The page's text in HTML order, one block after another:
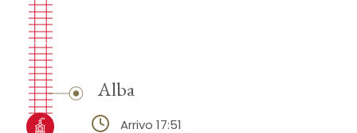
Alba
Arrivo 17:51